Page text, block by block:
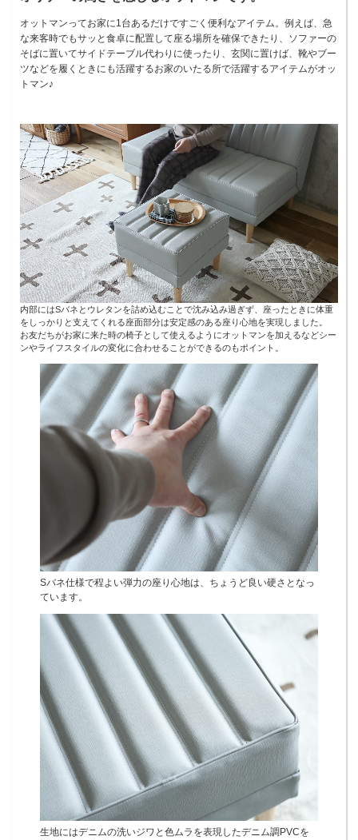
オットマンってお家に1台あるだけですごく便利なアイテム。例えば、急
な来客時でもサッと食卓に配置して座る場所を確保できたり、ソファーの
そばに置いてサイドテーブル代わりに使ったり、玄関に置けば、靴やブー
ツなどを履くときにも活躍するお家のいたる所で活躍するアイテムがオッ
トマン♪
内部にはSバネとウレタンを詰め込むことで沈み込み過ぎず、座ったときに体重
をしっかりと支えてくれる座面部分は安定感のある座り心地を実現しました。
お友だちがお家に来た時の椅子として使えるようにオットマンを加えるなどシー
ンやライフスタイルの変化に合わせることができるのもポイント。
Sバネ仕様で程よい弾力の座り心地は、ちょうど良い硬さとなっ
ています。
生地にはデニムの洗いジワと色ムラを表現したデニム調PVCを